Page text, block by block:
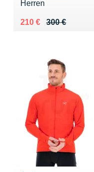
Herren
300 €
Au lieu de 300 €
210 €
Vendu 210 €